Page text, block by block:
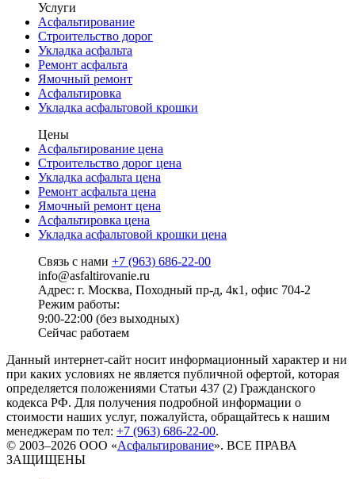
Услуги
Асфальтирование
Строительство дорог
Укладка асфальта
Ремонт асфальта
Ямочный ремонт
Асфальтировка
Укладка асфальтовой крошки
Цены
Асфальтирование цена
Строительство дорог цена
Укладка асфальта цена
Ремонт асфальта цена
Ямочный ремонт цена
Асфальтировка цена
Укладка асфальтовой крошки цена
Связь с нами +7 (963) 686-22-00
info@asfaltirovanie.ru
Адрес: г. Москва, Походный пр-д, 4к1, офис 704-2
Режим работы:
9:00-22:00 (без выходных)
Сейчас работаем
Данный интернет-сайт носит информационный характер и ни
при каких условиях не является публичной офертой, которая
определяется положениями Статьи 437 (2) Гражданского
кодекса РФ. Для получения подробной информации о
стоимости наших услуг, пожалуйста, обращайтесь к нашим
менеджерам по тел: +7 (963) 686-22-00.
© 2003–2026 ООО «Асфальтирование». ВСЕ ПРАВА
ЗАЩИЩЕНЫ